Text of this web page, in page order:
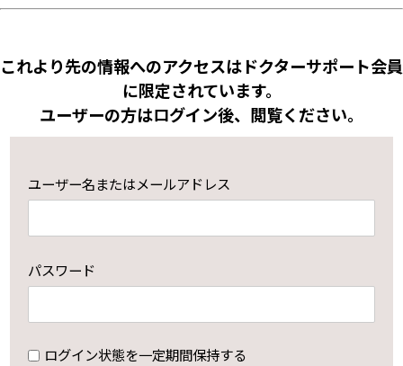
これより先の情報へのアクセスはドクターサポート会員
に限定されています。
ユーザーの方はログイン後、閲覧ください。
ユーザー名またはメールアドレス
パスワード
ログイン状態を一定期間保持する